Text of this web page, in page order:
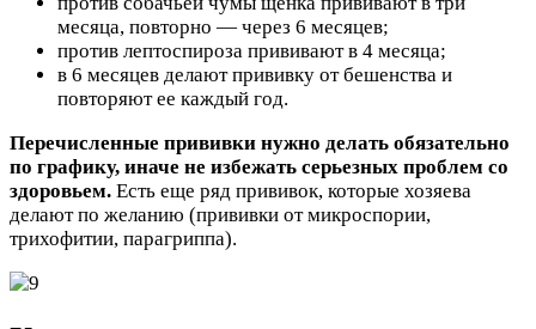
месяца, повторно — через 6 месяцев;
против лептоспироза прививают в 4 месяца;
в 6 месяцев делают прививку от бешенства и
повторяют ее каждый год.
Перечисленные прививки нужно делать обязательно
по графику, иначе не избежать серьезных проблем со
здоровьем. Есть еще ряд прививок, которые хозяева
делают по желанию (прививки от микроспории,
трихофитии, парагриппа).